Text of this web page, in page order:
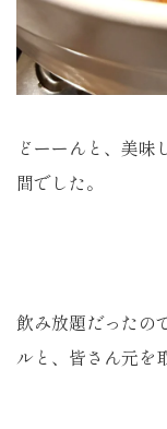
どーーんと、美味
間でした。
飲み放題だったの
ルと、皆さん元